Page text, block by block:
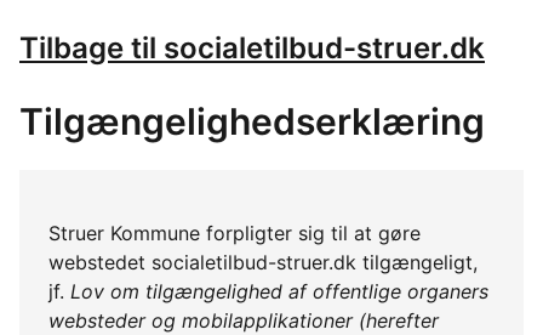
Tilbage til socialetilbud-struer.dk
Tilgængelighedserklæring
Struer Kommune forpligter sig til at gøre
webstedet socialetilbud-struer.dk tilgængeligt,
jf. Lov om tilgængelighed af offentlige organers
websteder og mobilapplikationer (herefter